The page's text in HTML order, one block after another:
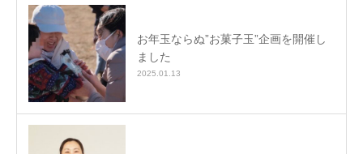
お年玉ならぬ”お菓子玉”企画を開催し
ました
2025.01.13